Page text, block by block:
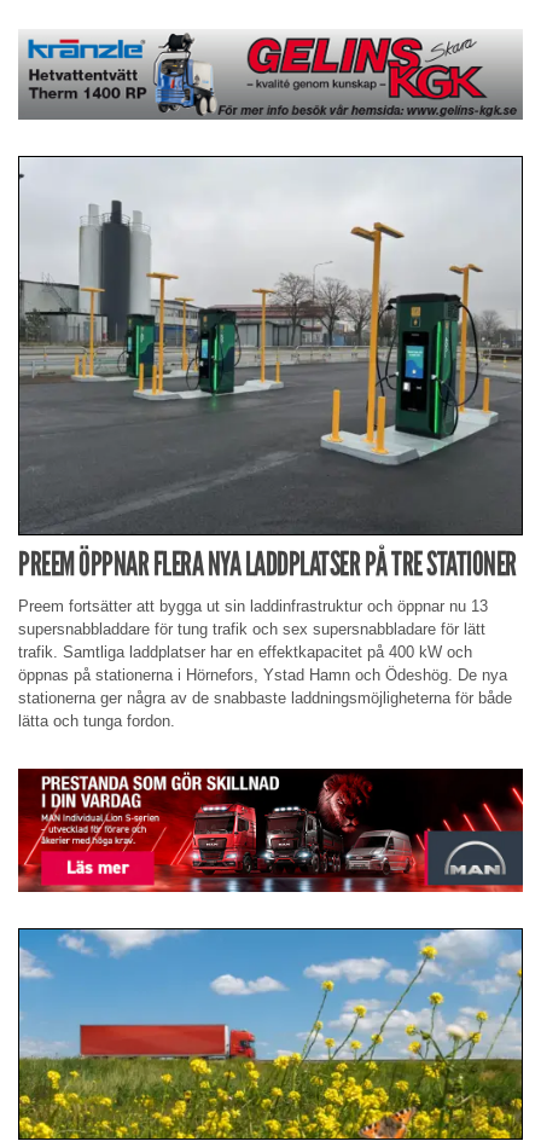
PREEM ÖPPNAR FLERA NYA LADDPLATSER PÅ TRE STATIONER
Preem fortsätter att bygga ut sin laddinfrastruktur och öppnar nu 13
supersnabbladdare för tung trafik och sex supersnabbladare för lätt
trafik. Samtliga laddplatser har en effektkapacitet på 400 kW och
öppnas på stationerna i Hörnefors, Ystad Hamn och Ödeshög. De nya
stationerna ger några av de snabbaste laddningsmöjligheterna för både
lätta och tunga fordon.